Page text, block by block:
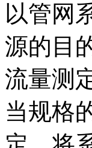
以管网
源的目
流量测
当规格